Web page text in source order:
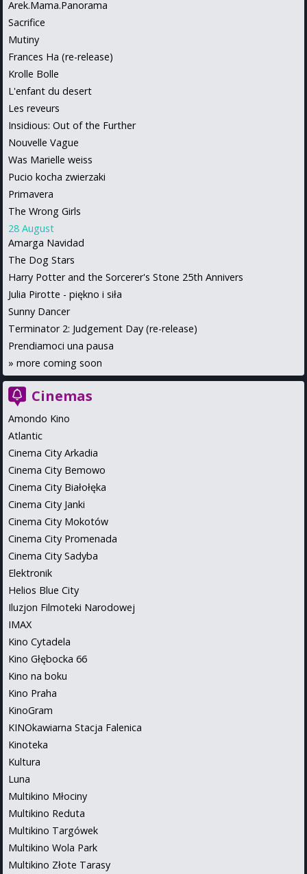
Arek.Mama.Panorama
Sacrifice
Mutiny
Frances Ha (re-release)
Krolle Bolle
L'enfant du desert
Les reveurs
Insidious: Out of the Further
Nouvelle Vague
Was Marielle weiss
Pucio kocha zwierzaki
Primavera
The Wrong Girls
28 August
Amarga Navidad
The Dog Stars
Harry Potter and the Sorcerer's Stone 25th Annivers
Julia Pirotte - piękno i siła
Sunny Dancer
Terminator 2: Judgement Day (re-release)
Prendiamoci una pausa
» more coming soon
Cinemas
Amondo Kino
Atlantic
Cinema City Arkadia
Cinema City Bemowo
Cinema City Białołęka
Cinema City Janki
Cinema City Mokotów
Cinema City Promenada
Cinema City Sadyba
Elektronik
Helios Blue City
Iluzjon Filmoteki Narodowej
IMAX
Kino Cytadela
Kino Głębocka 66
Kino na boku
Kino Praha
KinoGram
KINOkawiarna Stacja Falenica
Kinoteka
Kultura
Luna
Multikino Młociny
Multikino Reduta
Multikino Targówek
Multikino Wola Park
Multikino Złote Tarasy